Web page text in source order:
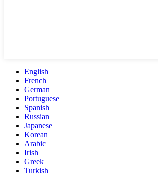
English
French
German
Portuguese
Spanish
Russian
Japanese
Korean
Arabic
Irish
Greek
Turkish